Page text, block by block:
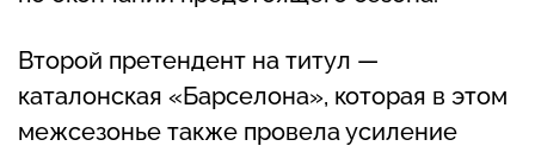
Второй претендент на титул —
каталонская «Барселона», которая в этом
межсезонье также провела усиление